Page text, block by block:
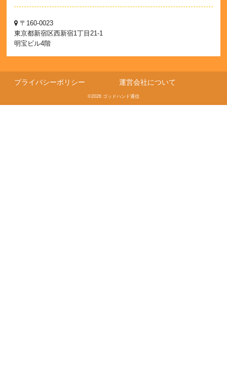
〒160-0023
東京都新宿区西新宿1丁目21-1
明宝ビル4階
プライバシーポリシー 運営会社について
©2026 ゴッドハンド通信